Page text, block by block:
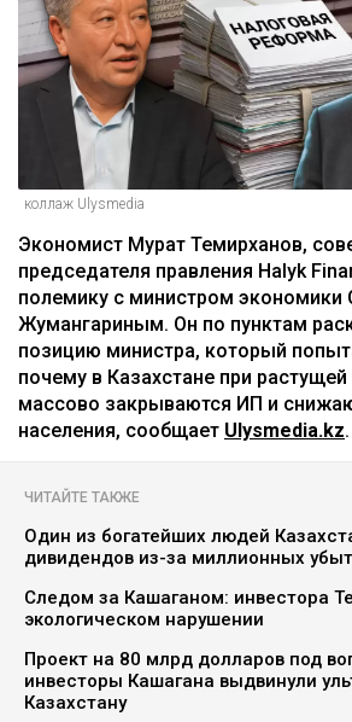
коллаж Ulysmedia
Экономист Мурат Темирханов,
председателя правления Halyk
полемику с министром экономики
Жумангариным. Он по пунктам
позицию министра, который
почему в Казахстане при
массово закрываются ИП и
населения, сообщает Ulysmedia.kz.
ЧИТАЙТЕ ТАКЖЕ
Один из богатейших людей
дивидендов из-за миллионных
Следом за Кашаганом: инвестора
экологическом нарушении
Проект на 80 млрд долларов под
инвесторы Кашагана выдвинули
Казахстану